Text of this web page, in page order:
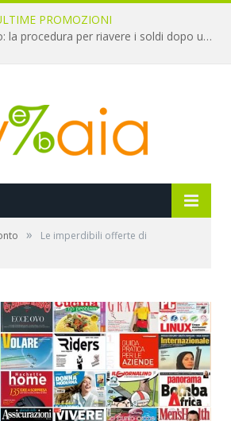
PROMOZIONI
Chargeback bancario: la procedura per riavere i soldi dopo una truffa online
»
Le imperdibili offerte di